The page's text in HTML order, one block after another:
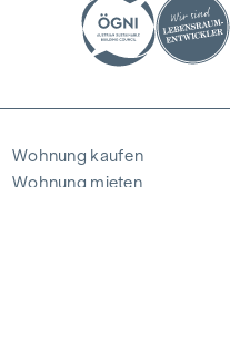
Wohnung kaufen
Wohnung mieten